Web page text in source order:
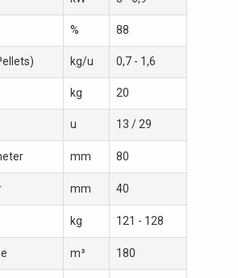
% 88
kg/u 0,7 - 1,6
kg 20
u 13 / 29
mm 80
mm 40
kg 121 - 128
m³ 180